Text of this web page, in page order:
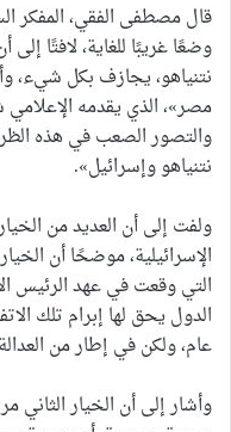
قال مصطفى الفقي، المفكر
وضعًا غريبًا للغاية، لافتًا
نتنياهو، يجازف بكل شيء،
مصر»، الذي يقدمه
والتصور الصعب في هذه
نتنياهو وإسرائيل».
ولفت إلى أن العديد من
الإسرائيلية، موضحًا أن
التي وقعت في عهد الرئيس
الدول يحق لها إبرام تلك
عام، ولكن في إطار من
وأشار إلى أن الخيار الثاني